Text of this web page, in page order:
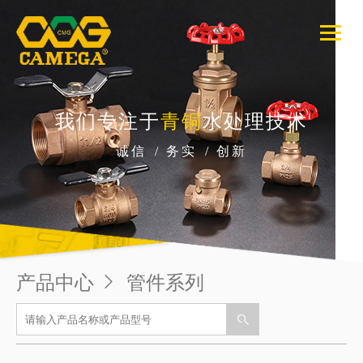
我们专注于青铜水处理技术
诚信 / 务实 / 创新
产品中心  管件系列
